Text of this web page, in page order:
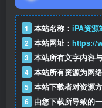
1 本站名称： iPA资源
2 本站网址： https://
3 本站所有文字内容
4 本站所有资源为网
5 本站下载者对资源
6 由您下载所导致的